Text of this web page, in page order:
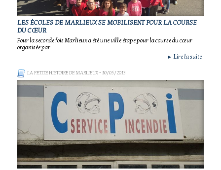
LES ÉCOLES DE MARLIEUX SE MOBILISENT POUR LA COURSE
DU CŒUR
Pour la seconde fois Marlieux a été une ville étape pour la course du cœur
organisée par.
► Lire la suite
LA PETITE HISTOIRE DE MARLIEUX- 10/05/2013